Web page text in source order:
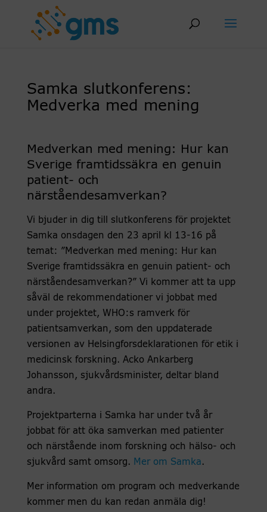
Samka slutkonferens:
Medverka med mening
Medverkan med mening: Hur kan
Sverige framtidssäkra en genuin
patient- och
närståendesamverkan?
Vi bjuder in dig till slutkonferens för projektet
Samka onsdagen den 23 april kl 13-16 på
temat: ”Medverkan med mening: Hur kan
Sverige framtidssäkra en genuin patient- och
närståendesamverkan?” Vi kommer att ta upp
såväl de rekommendationer vi jobbat med
under projektet, WHO:s ramverk för
patientsamverkan, som den uppdaterade
versionen av Helsingforsdeklarationen för etik i
medicinsk forskning. Acko Ankarberg
Johansson, sjukvårdsminister, deltar bland
andra.
Projektparterna i Samka har under två år
jobbat för att öka samverkan med patienter
och närstående inom forskning och hälso- och
sjukvård samt omsorg. Mer om Samka .
Mer information om program och medverkande
kommer men du kan redan anmäla dig!